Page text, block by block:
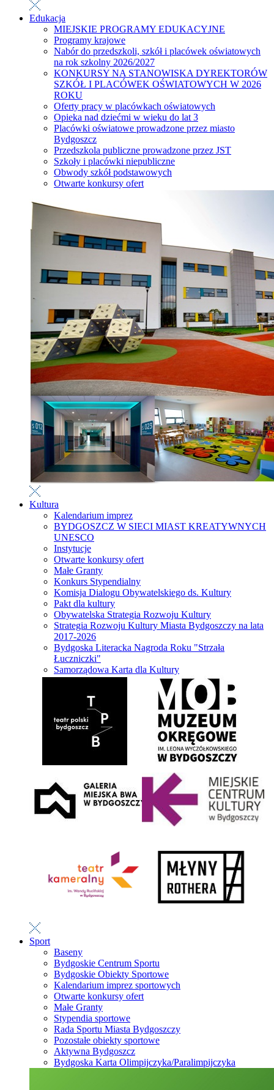
Edukacja
MIEJSKIE PROGRAMY EDUKACYJNE
Programy krajowe
Nabór do przedszkoli, szkół i placówek oświatowych
na rok szkolny 2026/2027
KONKURSY NA STANOWISKA DYREKTORÓW
SZKÓŁ I PLACÓWEK OŚWIATOWYCH W 2026
ROKU
Oferty pracy w placówkach oświatowych
Opieka nad dziećmi w wieku do lat 3
Placówki oświatowe prowadzone przez miasto
Bydgoszcz
Przedszkola publiczne prowadzone przez JST
Szkoły i placówki niepubliczne
Obwody szkół podstawowych
Otwarte konkursy ofert
Kultura
Kalendarium imprez
BYDGOSZCZ W SIECI MIAST KREATYWNYCH
UNESCO
Instytucje
Otwarte konkursy ofert
Małe Granty
Konkurs Stypendialny
Komisja Dialogu Obywatelskiego ds. Kultury
Pakt dla kultury
Obywatelska Strategia Rozwoju Kultury
Strategia Rozwoju Kultury Miasta Bydgoszczy na lata
2017-2026
Bydgoska Literacka Nagroda Roku "Strzała
Łuczniczki"
Samorządowa Karta dla Kultury
Sport
Baseny
Bydgoskie Centrum Sportu
Bydgoskie Obiekty Sportowe
Kalendarium imprez sportowych
Otwarte konkursy ofert
Małe Granty
Stypendia sportowe
Rada Sportu Miasta Bydgoszczy
Pozostałe obiekty sportowe
Aktywna Bydgoszcz
Bydgoska Karta Olimpijczyka/Paralimpijczyka